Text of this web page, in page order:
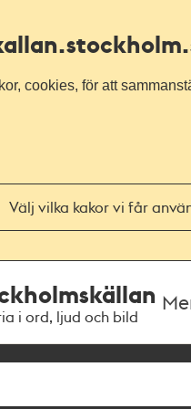
cookies, för att
Välj vilka kakor vi får
i ord, ljud och bild